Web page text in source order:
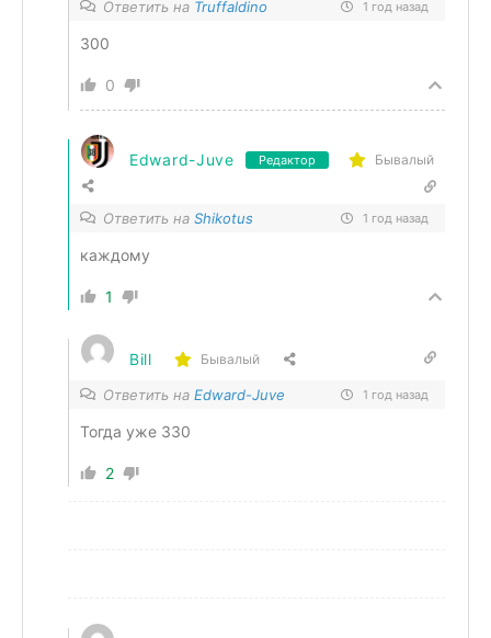
Ответить на Truffaldino 1 год назад
300
0
Edward-Juve Редактор Бывалый
Ответить на Shikotus 1 год назад
каждому
1
Bill Бывалый
Ответить на Edward-Juve 1 год назад
Тогда уже 330
2